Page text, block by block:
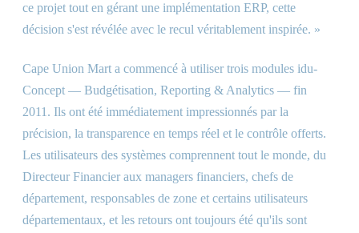
ce projet tout en gérant une implémentation ERP, cette
décision s'est révélée avec le recul véritablement inspirée. »
Cape Union Mart a commencé à utiliser trois modules idu-
Concept — Budgétisation, Reporting & Analytics — fin
2011. Ils ont été immédiatement impressionnés par la
précision, la transparence en temps réel et le contrôle offerts.
Les utilisateurs des systèmes comprennent tout le monde, du
Directeur Financier aux managers financiers, chefs de
département, responsables de zone et certains utilisateurs
départementaux, et les retours ont toujours été qu'ils sont